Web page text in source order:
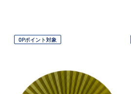
OPポイント対象